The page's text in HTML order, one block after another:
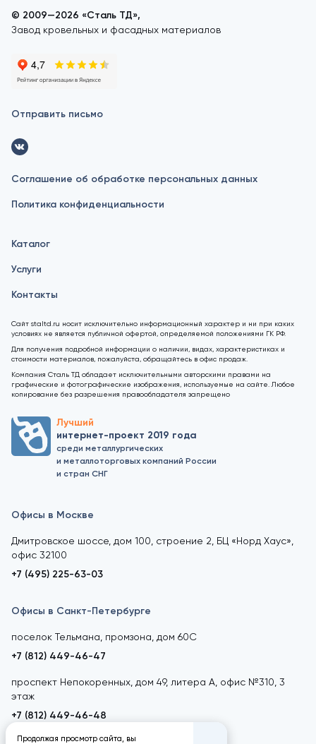
© 2009—2026 «Сталь ТД»,
Завод кровельных и фасадных материалов
Отправить письмо
Соглашение об обработке персональных данных
Политика конфиденциальности
Каталог
Услуги
Контакты
Сайт staltd.ru носит исключительно информационный характер и ни при каких
условиях не является публичной офертой, определяемой положениями ГК РФ.
Для получения подробной информации о наличии, видах, характеристиках и
стоимости материалов, пожалуйста, обращайтесь в офис продаж.
Компания Сталь ТД обладает исключительными авторскими правами на
графические и фотографические изображения, используемые на сайте. Любое
копирование без разрешения правообладателя запрещено
Лучший
интернет-проект 2019 года
среди металлургических
и металлоторговых компаний России
и стран СНГ
Офисы в Москве
Дмитровское шоссе, дом 100, строение 2, БЦ «Норд Хаус»,
офис 32100
+7 (495) 225-63-03
Офисы в Санкт-Петербурге
поселок Тельмана, промзона, дом 60С
+7 (812) 449-46-47
проспект Непокоренных, дом 49, литера А, офис №310, 3
этаж
+7 (812) 449-46-48
Продолжая просмотр сайта, вы